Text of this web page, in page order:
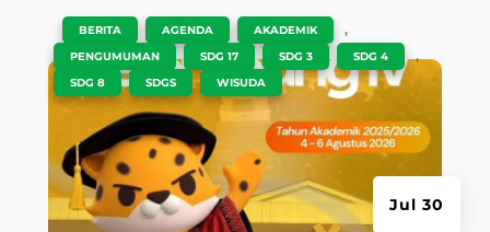
Jul 30
BERITA AGENDA AKADEMIK ,
PENGUMUMAN SDG 17 SDG 3 SDG 4 ,
SDG 8 SDGS WISUDA